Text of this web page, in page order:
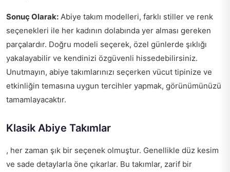
Sonuç Olarak: Abiye takım modelleri, farklı stiller ve renk
seçenekleri ile her kadının dolabında yer alması gereken
parçalardır. Doğru modeli seçerek, özel günlerde şıklığı
yakalayabilir ve kendinizi özgüvenli hissedebilirsiniz.
Unutmayın, abiye takımlarınızı seçerken vücut tipinize ve
etkinliğin temasına uygun tercihler yapmak, görünümünüzü
tamamlayacaktır.
Klasik Abiye Takımlar
, her zaman şık bir seçenek olmuştur. Genellikle düz kesim
ve sade detaylarla öne çıkarlar. Bu takımlar, zarif bir